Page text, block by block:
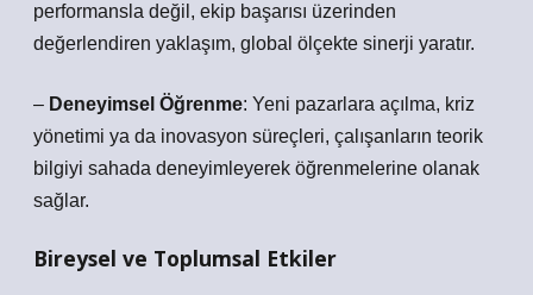
performansla değil, ekip başarısı üzerinden
değerlendiren yaklaşım, global ölçekte sinerji yaratır.
– Deneyimsel Öğrenme: Yeni pazarlara açılma, kriz
yönetimi ya da inovasyon süreçleri, çalışanların teorik
bilgiyi sahada deneyimleyerek öğrenmelerine olanak
sağlar.
Bireysel ve Toplumsal Etkiler